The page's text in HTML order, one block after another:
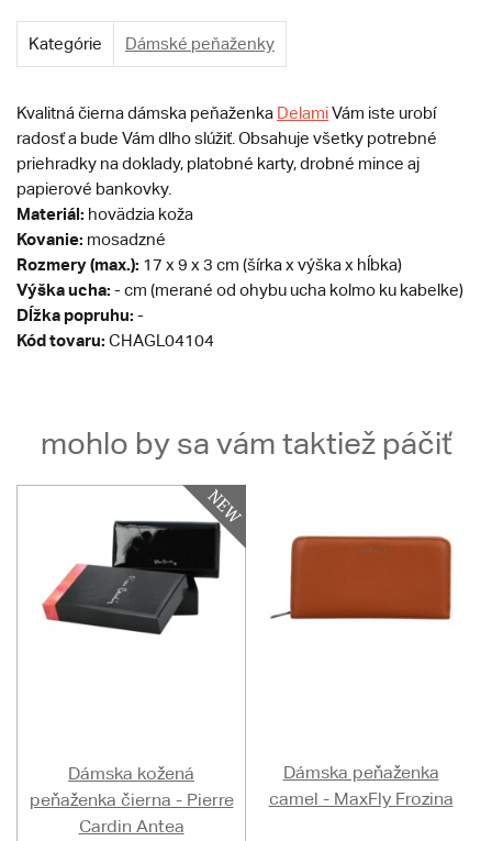
Kategórie Dámské peňaženky
Kvalitná čierna dámska peňaženka DelamiVám iste urobí
radosť a bude Vám dlho slúžiť. Obsahuje všetky potrebné
priehradky na doklady, platobné karty, drobné mince aj
papierové bankovky.
Materiál: hovädzia koža
Kovanie: mosadzné
Rozmery (max.): 17 x 9 x 3 cm (šírka x výška x hĺbka)
Výška ucha: - cm (merané od ohybu ucha kolmo ku kabelke)
Dĺžka popruhu: -
Kód tovaru: CHAGL04104
mohlo by sa vám taktiež páčiť
Dámska kožená
peňaženka čierna - Pierre
Cardin Antea
Dámska peňaženka
camel - MaxFly Frozina